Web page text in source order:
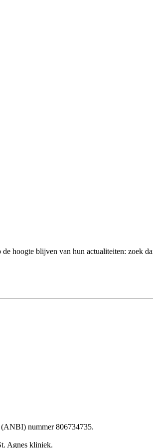
hoogte blijven van hun actualiteiten: zoek
(ANBI) nummer 806734735.
Agnes kliniek.